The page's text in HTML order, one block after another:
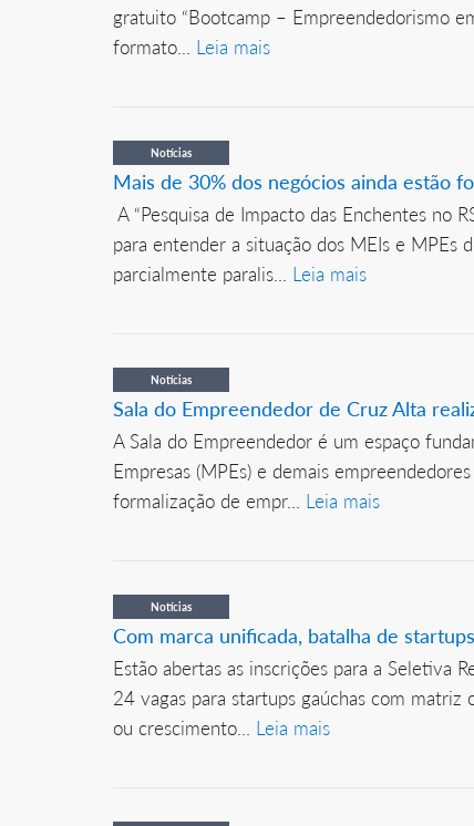
gratuito “Bootcamp – Empreendedorismo
formato... Leia mais
Notícias
Mais de 30% dos negócios ainda estão
A “Pesquisa de Impacto das Enchentes no
para entender a situação dos MEIs e MPEs
parcialmente paralis... Leia mais
Notícias
Sala do Empreendedor de Cruz Alta
A Sala do Empreendedor é um espaço
Empresas (MPEs) e demais
formalização de empr... Leia mais
Notícias
Com marca unificada, batalha de
Estão abertas as inscrições para a Seletiva
24 vagas para startups gaúchas com matriz
ou crescimento... Leia mais